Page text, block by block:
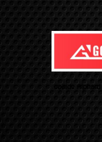
ของเเต่ง